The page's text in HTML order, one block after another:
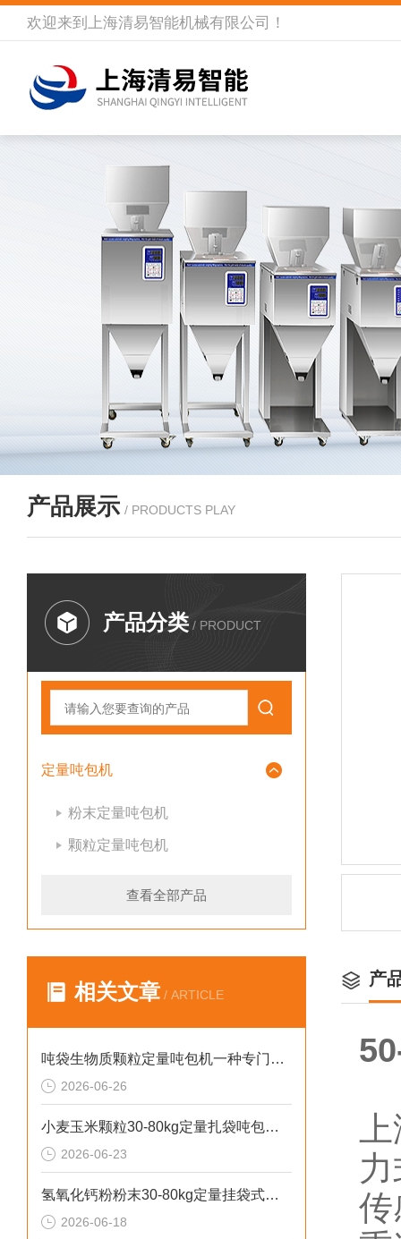
欢迎来到 上海清易智能机械有限公司 ！
产品展示 / PRODUCTS PLAY
产品分类 / PRODUCT
定量吨包机
粉末定量吨包机
颗粒定量吨包机
查看全部产品
相关文章 / ARTICLE
吨袋生物质颗粒定量吨包机一种专门用于吨袋设备
2026-06-26
小麦玉米颗粒30-80kg定量扎袋吨包机操作简单
2026-06-23
氢氧化钙粉粉末30-80kg定量挂袋式称重吨包机生产厂家
2026-06-18
产
传